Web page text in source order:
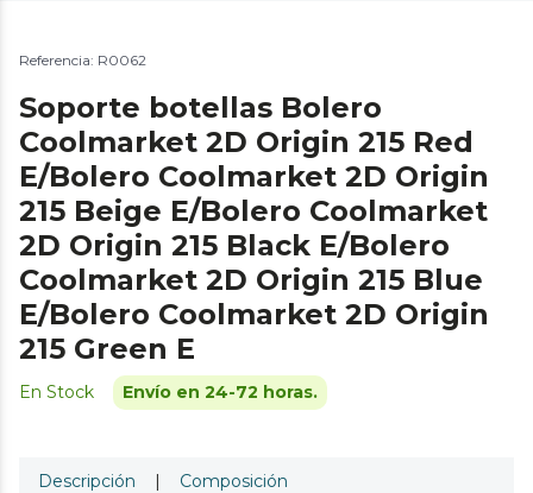
Referencia: R0062
Soporte botellas Bolero
Coolmarket 2D Origin 215 Red
E/Bolero Coolmarket 2D Origin
215 Beige E/Bolero Coolmarket
2D Origin 215 Black E/Bolero
Coolmarket 2D Origin 215 Blue
E/Bolero Coolmarket 2D Origin
215 Green E
En Stock Envío en 24-72 horas.
Descripción | Composición